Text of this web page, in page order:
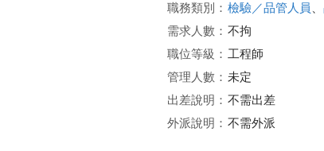
職務類別： 檢驗／品管人員
需求人數： 不拘
職位等級： 工程師
管理人數： 未定
出差說明： 不需出差
外派說明： 不需外派